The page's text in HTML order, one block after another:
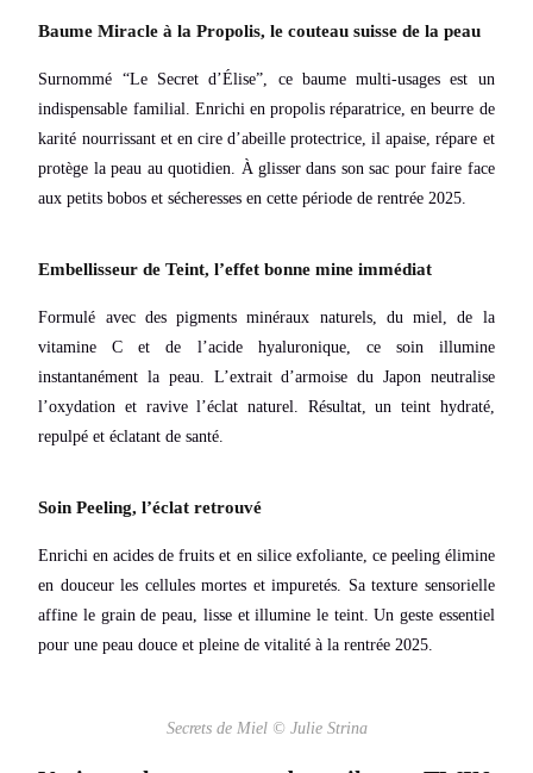
Baume Miracle à la Propolis, le couteau suisse de la peau
Surnommé “Le Secret d’Élise”, ce baume multi-usages est un
indispensable familial. Enrichi en propolis réparatrice, en beurre de
karité nourrissant et en cire d’abeille protectrice, il apaise, répare et
protège la peau au quotidien. À glisser dans son sac pour faire face
aux petits bobos et sécheresses en cette période de rentrée 2025.
Embellisseur de Teint, l’effet bonne mine immédiat
Formulé avec des pigments minéraux naturels, du miel, de la
vitamine C et de l’acide hyaluronique, ce soin illumine
instantanément la peau. L’extrait d’armoise du Japon neutralise
l’oxydation et ravive l’éclat naturel. Résultat, un teint hydraté,
repulpé et éclatant de santé.
Soin Peeling, l’éclat retrouvé
Enrichi en acides de fruits et en silice exfoliante, ce peeling élimine
en douceur les cellules mortes et impuretés. Sa texture sensorielle
affine le grain de peau, lisse et illumine le teint. Un geste essentiel
pour une peau douce et pleine de vitalité à la rentrée 2025.
Secrets de Miel © Julie Strina